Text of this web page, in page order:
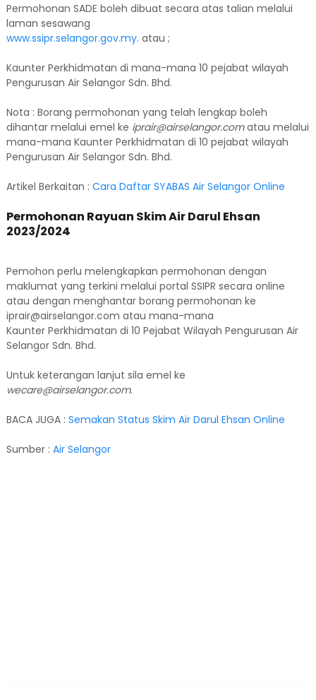
Permohonan SADE boleh dibuat secara atas talian melalui
laman sesawang
www.ssipr.selangor.gov.my. atau ;
Kaunter Perkhidmatan di mana-mana 10 pejabat wilayah
Pengurusan Air Selangor Sdn. Bhd.
Nota : Borang permohonan yang telah lengkap boleh
dihantar melalui emel ke iprair@airselangor.comatau melalui
mana-mana Kaunter Perkhidmatan di 10 pejabat wilayah
Pengurusan Air Selangor Sdn. Bhd.
Artikel Berkaitan : Cara Daftar SYABAS Air Selangor Online
Permohonan Rayuan Skim Air Darul Ehsan
2023/2024
Pemohon perlu melengkapkan permohonan dengan
maklumat yang terkini melalui portal SSIPR secara online
atau dengan menghantar borang permohonan ke
iprair@airselangor.com atau mana-mana
Kaunter Perkhidmatan di 10 Pejabat Wilayah Pengurusan Air
Selangor Sdn. Bhd.
Untuk keterangan lanjut sila emel ke
wecare@airselangor.com.
BACA JUGA : Semakan Status Skim Air Darul Ehsan Online
Sumber : Air Selangor